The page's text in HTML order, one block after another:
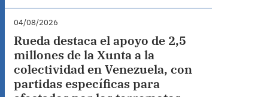
04/08/2026
Rueda destaca el apoyo de 2,5
millones de la Xunta a la
colectividad en Venezuela, con
partidas específicas para